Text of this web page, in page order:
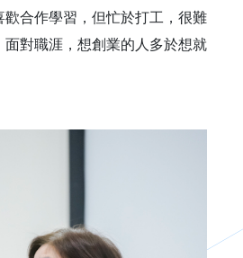
歡合作學習，但忙於打工，很難
對職涯，想創業的人多於想就